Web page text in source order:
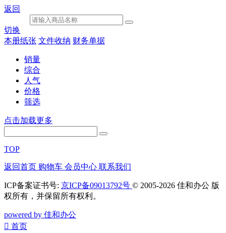
返回
切换
本册纸张 文件收纳 财务单据
销量
综合
人气
价格
筛选
点击加载更多
TOP
返回首页 购物车 会员中心 联系我们
ICP备案证书号: 京ICP备09013792号 © 2005-2026 佳和办公 版
权所有，并保留所有权利。
powered by 佳和办公
󰀁 首页